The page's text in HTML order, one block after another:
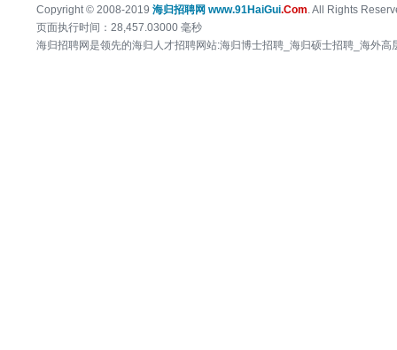
Copyright © 2008-2019 海归招聘网 www.91HaiGui.Com. All Rights
页面执行时间：28,457.03000 毫秒
海归招聘网是领先的海归人才招聘网站:海归博士招聘_海归硕士招聘_海外高